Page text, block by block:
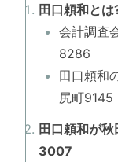
田口頼和とは
会計調査
8286
田口頼和
尻町9145
田口頼和が
3007